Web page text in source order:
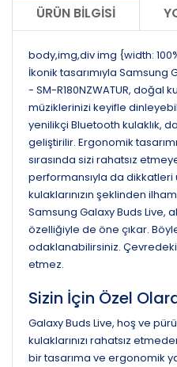
ÜRÜN BILGISI
body,img,div img {width:
İkonik tasarımıyla Samsung
- SM-R180NZWATUR, doğal
müziklerinizi keyifle
yenilikçi Bluetooth kulaklık,
geliştirilir. Ergonomik
sırasında sizi rahatsız
performansıyla da dikkatleri
kulaklarınızın şeklinden
Samsung Galaxy Buds Live,
özelliğiyle de öne çıkar.
odaklanabilirsiniz.
etmez.
Sizin İçin Özel
Galaxy Buds Live, hoş ve
kulaklarınızı rahatsız
bir tasarıma ve ergonomik